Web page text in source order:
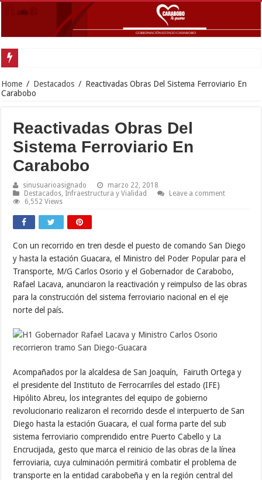
Home / Destacados / Reactivadas Obras Del Sistema Ferroviario En
Carabobo
Reactivadas Obras Del
Sistema Ferroviario En
Carabobo
sinusuarioasignado
marzo 22, 2018
Destacados Infraestructura y Vialidad
Leave a comment
6,552 Views
Con un recorrido en tren desde el puesto de comando San Diego
y hasta la estación Guacara, el Ministro del Poder Popular para el
Transporte, M/G Carlos Osorio y el Gobernador de Carabobo,
Rafael Lacava, anunciaron la reactivación y reimpulso de las obras
para la construcción del sistema ferroviario nacional en el eje
norte del país.
Acompañados por la alcaldesa de San Joaquín, Fairuth Ortega y
el presidente del Instituto de Ferrocarriles del estado (IFE)
Hipólito Abreu, los integrantes del equipo de gobierno
revolucionario realizaron el recorrido desde el interpuerto de San
Diego hasta la estación Guacara, el cual forma parte del sub
sistema ferroviario comprendido entre Puerto Cabello y La
Encrucijada, gesto que marca el reinicio de las obras de la línea
ferroviaria, cuya culminación permitirá combatir el problema de
transporte en la entidad carabobeña y en la región central del